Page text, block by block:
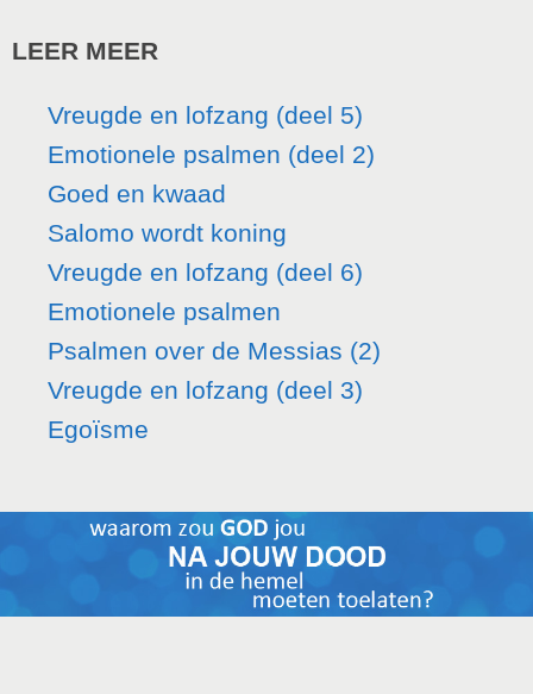
LEER MEER
Vreugde en lofzang (deel 5)
Emotionele psalmen (deel 2)
Goed en kwaad
Salomo wordt koning
Vreugde en lofzang (deel 6)
Emotionele psalmen
Psalmen over de Messias (2)
Vreugde en lofzang (deel 3)
Egoïsme